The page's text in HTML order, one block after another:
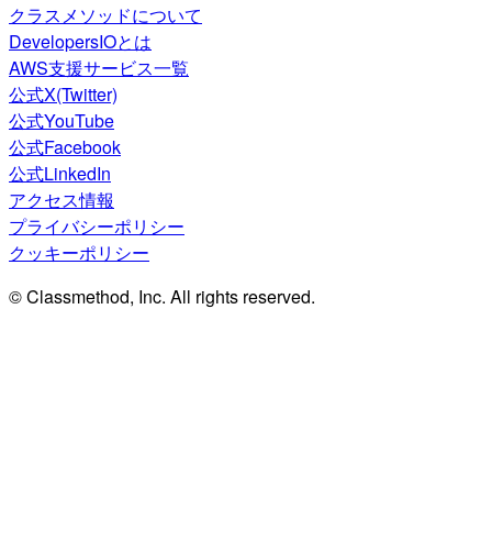
クラスメソッドについて
DevelopersIOとは
AWS支援サービス一覧
公式X(Twitter)
公式YouTube
公式Facebook
公式LinkedIn
アクセス情報
プライバシーポリシー
クッキーポリシー
© Classmethod, Inc. All rights reserved.